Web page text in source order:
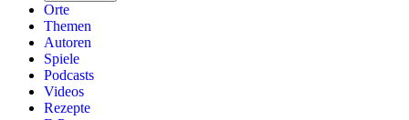
Orte
Themen
Autoren
Spiele
Podcasts
Videos
Rezepte